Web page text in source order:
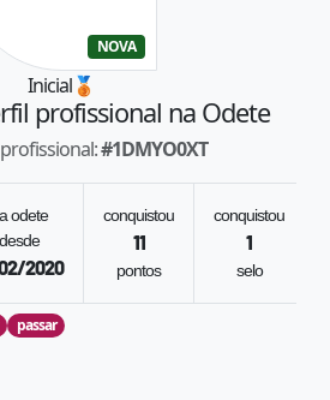
NOVA
Inicial🥉
profissional na Odete
#1DMYO0XT
odete
desde
2020
conquistou
11
pontos
conquistou
1
selo
passar